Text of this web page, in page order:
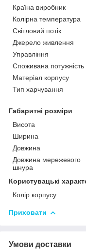
Країна виробник
Колірна температура
Світловий потік
Джерело живлення
Управління
Споживана потужність
Матеріал корпусу
Тип харчування
Габаритні розміри
Висота
Ширина
Довжина
Довжина мережевого
шнура
Користувацькі
Колір корпусу
Приховати
Умови доставки